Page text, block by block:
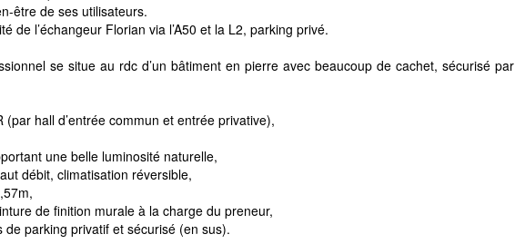
être de ses utilisateurs.
de l’échangeur Florian via l’A50 et la L2, parking privé.
se situe au rdc d’un bâtiment en pierre avec beaucoup de cachet, sécurisé par
(par hall d’entrée commun et entrée privative),
une belle luminosité naturelle,
débit, climatisation réversible,
de finition murale à la charge du preneur,
de parking privatif et sécurisé (en sus).